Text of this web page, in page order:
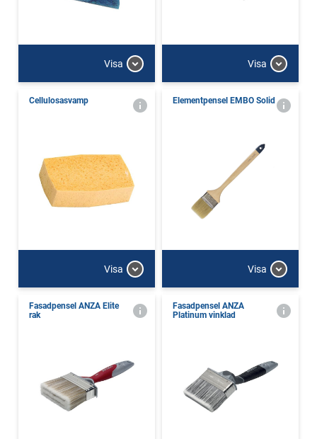
Visa Visa
Cellulosasvamp
Visa
Elementpensel EMBO Solid
Visa
Fasadpensel ANZA Elite
rak
Fasadpensel ANZA
Platinum vinklad